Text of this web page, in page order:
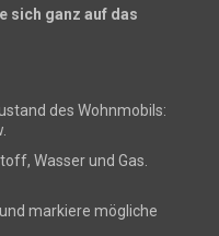
sich ganz auf das
des Wohnmobils:
Wasser und Gas.
markiere mögliche